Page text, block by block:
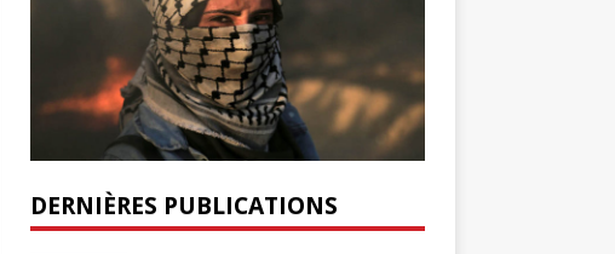
DERNIÈRES PUBLICATIONS